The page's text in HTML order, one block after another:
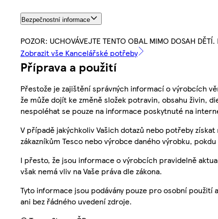
Bezpečnostní informace
POZOR: UCHOVÁVEJTE TENTO OBAL MIMO DOSAH
Zobrazit vše Kancelářské potřeby
Příprava a použití
Přestože je zajištění správných informací o výrobcích
že může dojít ke změně složek potravin, obsahu živin,
nespoléhat se pouze na informace poskytnuté na
V případě jakýchkoliv Vašich dotazů nebo potřeby
zákazníkům Tesco nebo výrobce daného výrobku,
I přesto, že jsou informace o výrobcích pravidelně
však nemá vliv na Vaše práva dle zákona.
Tyto informace jsou podávány pouze pro osobní
ani bez řádného uvedení zdroje.